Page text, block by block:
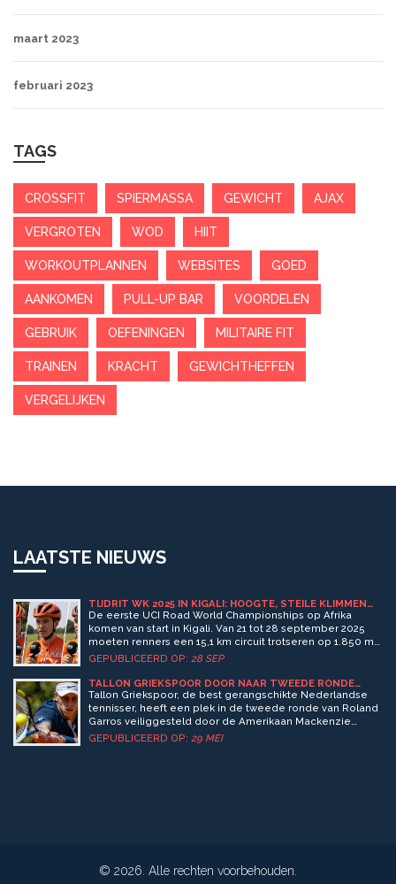
maart 2023
februari 2023
TAGS
CROSSFIT SPIERMASSA GEWICHT AJAX
VERGROTEN WOD HIIT
WORKOUTPLANNEN WEBSITES GOED
AANKOMEN PULL-UP BAR VOORDELEN
GEBRUIK OEFENINGEN MILITAIRE FIT
TRAINEN KRACHT GEWICHTHEFFEN
VERGELIJKEN
LAATSTE NIEUWS
TIJDRIT WK 2025 IN KIGALI: HOOGTE, STEILE KLIMMEN
EN EEN KLIMMERSTEST
De eerste UCI Road World Championships op Afrika
komen van start in Kigali. Van 21 tot 28 september 2025
moeten renners een 15,1 km circuit trotseren op 1.850 m
hoogte, met de beruchte ‘Mur du Kigali’. Door de steile
klimmerwedstrijd, wat verrassende wissels in het
klassement kan opleveren.
GEPUBLICEERD OP: 28 SEP
TALLON GRIEKSPOOR DOOR NAAR TWEEDE RONDE
ROLAND GARROS NA ZEGE OP MACKENZIE MCDONALD
Tallon Griekspoor, de best gerangschikte Nederlandse
tennisser, heeft een plek in de tweede ronde van Roland
Garros veiliggesteld door de Amerikaan Mackenzie
McDonald te verslaan. In een spannende wedstrijd van
GEPUBLICEERD OP: 29 MEI
© 2026. Alle rechten voorbehouden.